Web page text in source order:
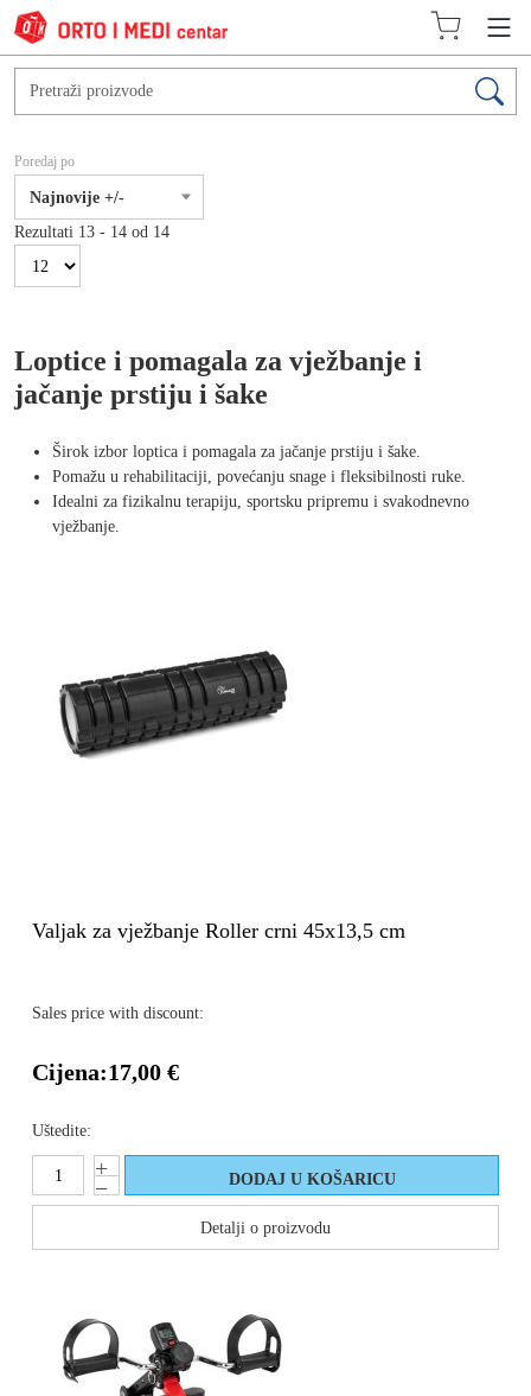
Poredaj po
Najnovije +/-
Rezultati 13 - 14 od 14
Loptice i pomagala za vježbanje i
jačanje prstiju i šake
Širok izbor loptica i pomagala za jačanje prstiju i šake.
Pomažu u rehabilitaciji, povećanju snage i fleksibilnosti ruke.
Idealni za fizikalnu terapiju, sportsku pripremu i svakodnevno
vježbanje.
Valjak za vježbanje Roller crni 45x13,5 cm
Sales price with discount:
Cijena:17,00 €
Uštedite:
Detalji o proizvodu